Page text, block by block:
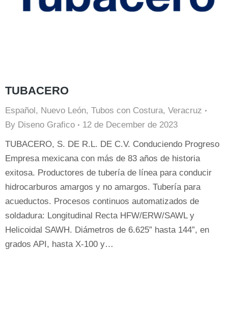
TUBACERO
Español, Nuevo León, Tubos con Costura, Veracruz
By Diseno Grafico
12 de December de 2023
TUBACERO, S. DE R.L. DE C.V. Conduciendo Progreso
Empresa mexicana con más de 83 años de historia
exitosa. Productores de tubería de línea para conducir
hidrocarburos amargos y no amargos. Tubería para
acueductos. Procesos continuos automatizados de
soldadura: Longitudinal Recta HFW/ERW/SAWL y
Helicoidal SAWH. Diámetros de 6.625” hasta 144”, en
grados API, hasta X-100 y…